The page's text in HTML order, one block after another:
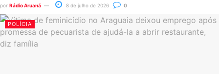
por Rádio Aruanã 8 de julho de 2026 0
POLÍCIA